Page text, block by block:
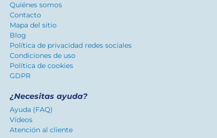
Quiénes somos
Contacto
Mapa del sitio
Blog
Política de privacidad redes sociales
Condiciones de uso
Política de cookies
GDPR
¿Necesitas ayuda?
Ayuda (FAQ)
Vídeos
Atención al cliente